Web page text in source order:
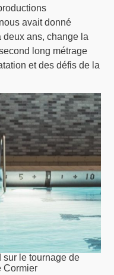
avait donné
deux ans, change la
long métrage
et des défis de la
sur le tournage de
Cormier